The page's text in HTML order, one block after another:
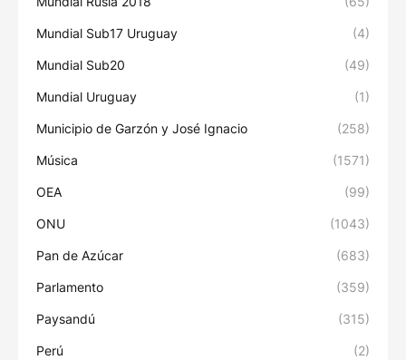
Mundial Sub17 Uruguay (4)
Mundial Sub20 (49)
Mundial Uruguay (1)
Municipio de Garzón y José Ignacio (258)
Música (1571)
OEA (99)
ONU (1043)
Pan de Azúcar (683)
Parlamento (359)
Paysandú (315)
Perú (2)